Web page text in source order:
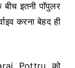
इतनी पॉपुलर
करना बेहद ही
Pottru को